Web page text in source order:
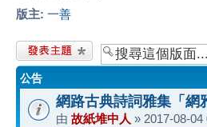
版主: 一善
發表新主題
公告
網路古典詩詞雅集「網
由 故紙堆中人 » 2017-08-04